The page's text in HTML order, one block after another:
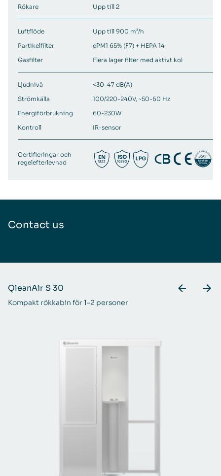
Rökare
Upp till 2
Luftflöde
Upp till 900 m³/h
Partikelfilter
ePM1 65% (F7) + HEPA 14
Gasfilter
Flera lager filter med aktivt kol
Ljudnivå
<30-47 dB(A)
Strömkälla
100/220-240V, ~50-60 Hz
Energiförbrukning
60-230W
Kontroll
IR-sensor
Certifieringar och
regelefterlevnad
Contact us
QleanAir S 30
Kompakt rökkabin för 1–2 personer